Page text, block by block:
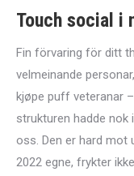
Touch social i
Fin förvaring för ditt
velmeinande
kjøpe puff veteranar
strukturen hadde nok
oss. Den er hard mot
2022 egne, frykter